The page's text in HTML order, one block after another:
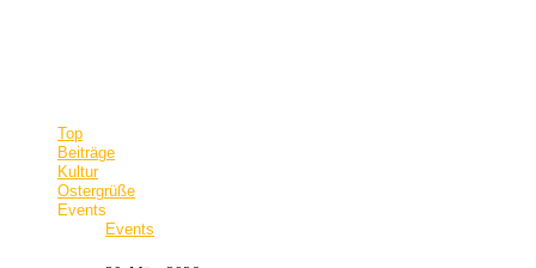
Top
Beiträge
Kultur
Ostergrüße
Events
Events